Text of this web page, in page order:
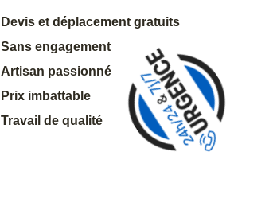
Devis et déplacement gratuits
Sans engagement
Artisan passionné
Prix imbattable
Travail de qualité